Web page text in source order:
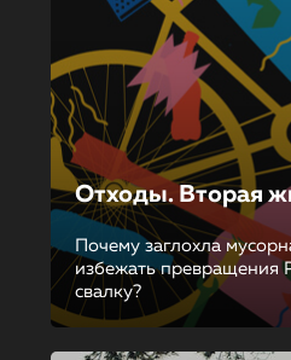
Отходы. Вторая
Почему заглохла
избежать превращения
свалку?